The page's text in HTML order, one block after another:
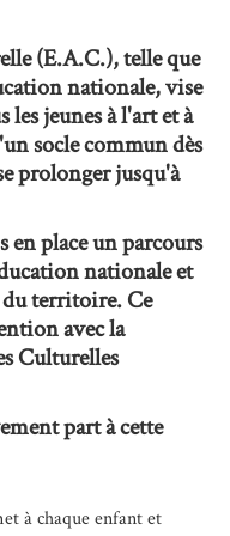
(E.A.C.), telle que
nationale, vise
les jeunes à l'art et à
socle commun dès
prolonger jusqu'à
place un parcours
nationale et
du territoire. Ce
avec la
Culturelles
part à cette
à chaque enfant et